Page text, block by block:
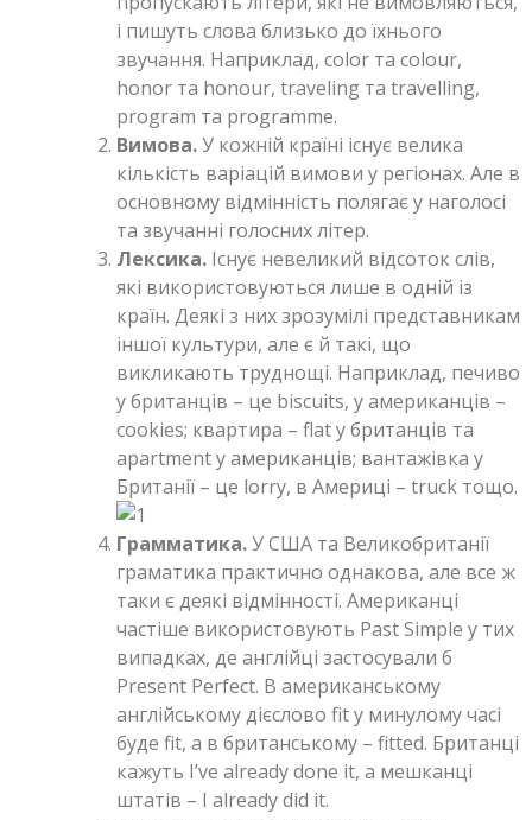
і пишуть слова близько до їхнього
звучання. Наприклад, color та colour,
honor та honour, traveling та travelling,
program та programme.
Вимова.У кожній країні існує велика
кількість варіацій вимови у регіонах. Але в
основному відмінність полягає у наголосі
та звучанні голосних літер.
Лексика. Існує невеликий відсоток слів,
які використовуються лише в одній із
країн. Деякі з них зрозумілі представникам
іншої культури, але є й такі, що
викликають труднощі. Наприклад, печиво
у британців – це biscuits, у американців –
cookies; квартира – flat у британців та
apartment у американців; вантажівка у
Британії – це lorry, в Америці – truck тощо.
Грамматика.У США та Великобританії
граматика практично однакова, але все ж
таки є деякі відмінності. Американці
частіше використовують Past Simple у тих
випадках, де англійці застосували б
Present Perfect. В американському
англійському дієслово fit у минулому часі
буде fit, а в британському – fitted. Британці
кажуть I’ve already done it, а мешканці
штатів – I already did it.